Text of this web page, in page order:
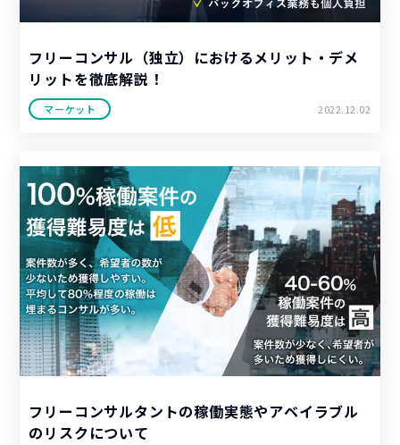
フリーコンサル（独立）におけるメリット・デメ
リットを徹底解説！
マーケット 2022.12.02
フリーコンサルタントの稼働実態やアベイラブル
のリスクについて